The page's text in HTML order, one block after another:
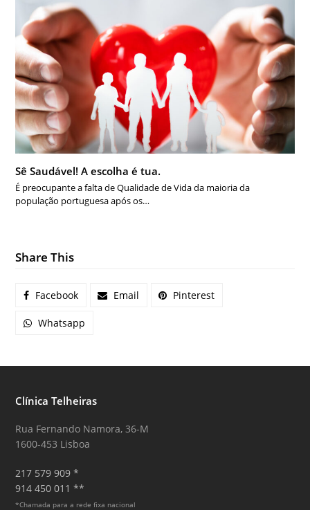
Sê Saudável! A escolha é tua.
É preocupante a falta de Qualidade de Vida da maioria da
população portuguesa após os…
Share This
Facebook Email Pinterest
Whatsapp
Clínica Telheiras
Rua Fernando Namora, 36-M
1600-453 Lisboa
217 579 909 *
914 450 011 **
*Chamada para a rede fixa nacional